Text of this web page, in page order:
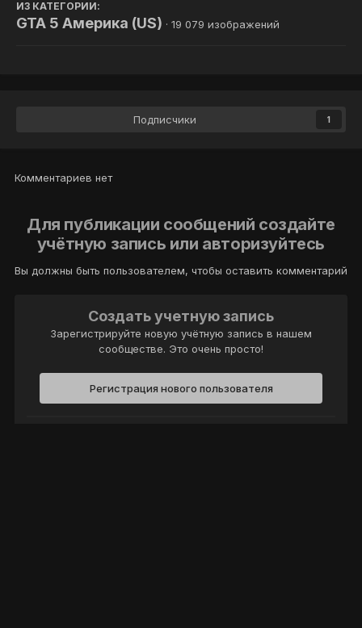
ИЗ КАТЕГОРИИ:
GTA 5 Америка (US) · 19 079 изображений
Подписчики 1
Комментариев нет
Для публикации сообщений создайте
учётную запись или авторизуйтесь
Вы должны быть пользователем, чтобы оставить комментарий
Создать учетную запись
Зарегистрируйте новую учётную запись в нашем
сообществе. Это очень просто!
Регистрация нового пользователя